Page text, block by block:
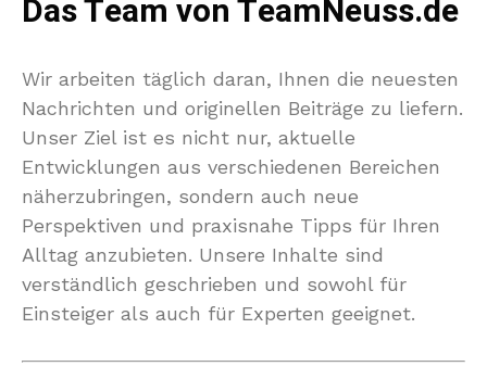
Das Team von TeamNeuss.de
Wir arbeiten täglich daran, Ihnen die neuesten
Nachrichten und originellen Beiträge zu liefern.
Unser Ziel ist es nicht nur, aktuelle
Entwicklungen aus verschiedenen Bereichen
näherzubringen, sondern auch neue
Perspektiven und praxisnahe Tipps für Ihren
Alltag anzubieten. Unsere Inhalte sind
verständlich geschrieben und sowohl für
Einsteiger als auch für Experten geeignet.